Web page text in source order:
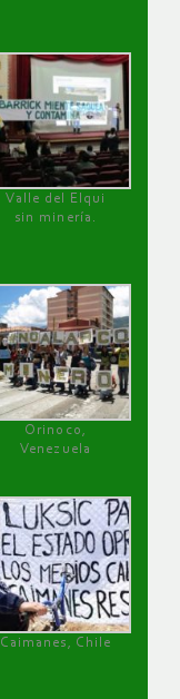
Valle del Elqui
sin minería.
Orinoco,
Venezuela
Caimanes, Chile